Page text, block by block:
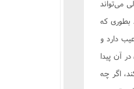
مى‌تواند
بطورى که
دارد و
آن پيدا
اگر چه